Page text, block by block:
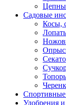
Садовые
Косы,
Спортивные
Удобрения